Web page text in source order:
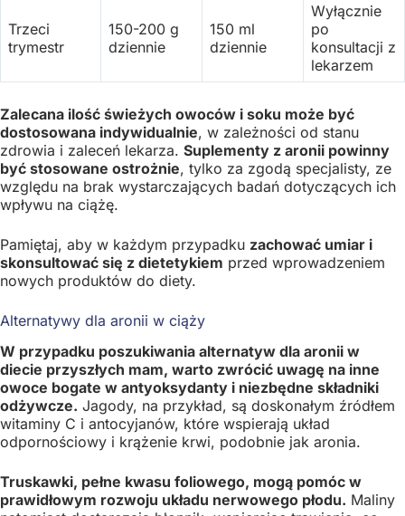
Trzeci
trymestr
150-200 g
dziennie
150 ml
dziennie
Wyłącznie
po
konsultacji z
lekarzem
Zalecana ilość świeżych owoców i soku może być
dostosowana indywidualnie, w zależności od stanu
zdrowia i zaleceń lekarza. Suplementy z aronii powinny
być stosowane ostrożnie, tylko za zgodą specjalisty, ze
względu na brak wystarczających badań dotyczących ich
wpływu na ciążę.
Pamiętaj, aby w każdym przypadku zachować umiar i
skonsultować się z dietetykiem przed wprowadzeniem
nowych produktów do diety.
Alternatywy dla aronii w ciąży
W przypadku poszukiwania alternatyw dla aronii w
diecie przyszłych mam, warto zwrócić uwagę na inne
owoce bogate w antyoksydanty i niezbędne składniki
odżywcze. Jagody, na przykład, są doskonałym źródłem
witaminy C i antocyjanów, które wspierają układ
odpornościowy i krążenie krwi, podobnie jak aronia.
Truskawki, pełne kwasu foliowego, mogą pomóc w
prawidłowym rozwoju układu nerwowego płodu. Maliny